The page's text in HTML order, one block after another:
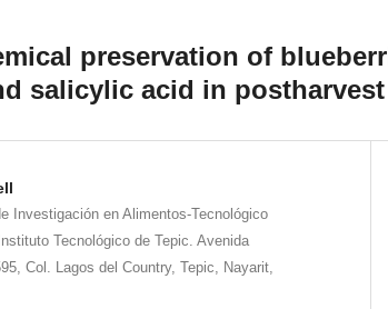
preservation of
salicylic acid in postharvest
Investigación en Alimentos-Tecnológico
Tecnológico de Tepic. Avenida
Col. Lagos del Country, Tepic, Nayarit,